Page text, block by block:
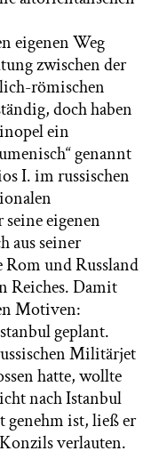
eigenen Weg
zwischen der
römischen
doch haben
ein
genannt
I. im russischen
eigenen
aus seiner
Rom und Russland
Reiches. Damit
Motiven:
geplant.
Militärjet
hatte, wollte
nach Istanbul
genehm ist, ließ er
verlauten.